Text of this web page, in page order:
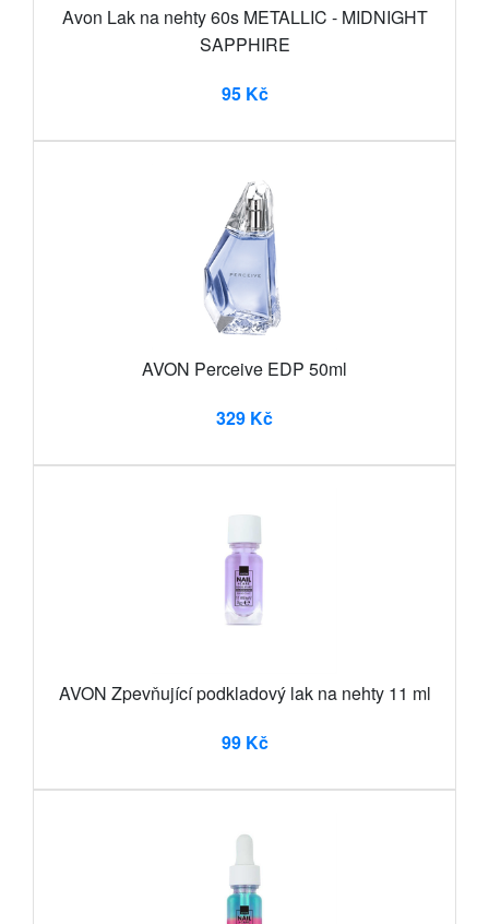
Avon Lak na nehty 60s METALLIC - MIDNIGHT
SAPPHIRE
95 Kč
AVON Perceive EDP 50ml
329 Kč
AVON Zpevňující podkladový lak na nehty 11 ml
99 Kč